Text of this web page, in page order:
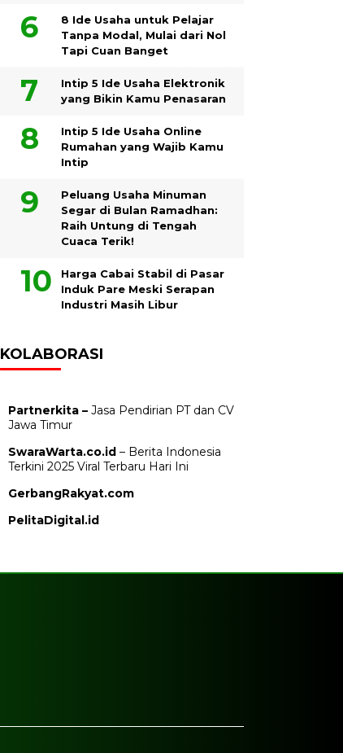
8 Ide Usaha untuk Pelajar
Tanpa Modal, Mulai dari Nol
Tapi Cuan Banget
Intip 5 Ide Usaha Elektronik
yang Bikin Kamu Penasaran
Intip 5 Ide Usaha Online
Rumahan yang Wajib Kamu
Intip
Peluang Usaha Minuman
Segar di Bulan Ramadhan:
Raih Untung di Tengah
Cuaca Terik!
Harga Cabai Stabil di Pasar
Induk Pare Meski Serapan
Industri Masih Libur
KOLABORASI
Partnerkita – Jasa Pendirian PT dan CV
Jawa Timur
SwaraWarta.co.id – Berita Indonesia
Terkini 2025 Viral Terbaru Hari Ini
GerbangRakyat.com
PelitaDigital.id